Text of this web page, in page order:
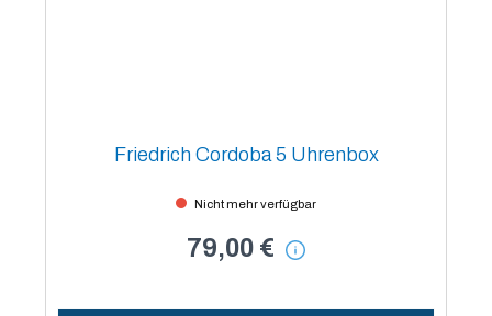
Friedrich Cordoba 5 Uhrenbox
Nicht mehr verfügbar
79,00 €